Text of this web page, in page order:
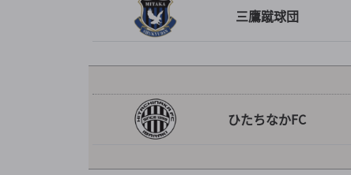
三鷹蹴球団
ひたちなかFC